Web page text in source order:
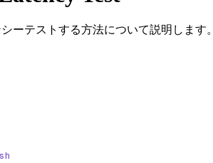
ーテストする方法について説明します。
sh